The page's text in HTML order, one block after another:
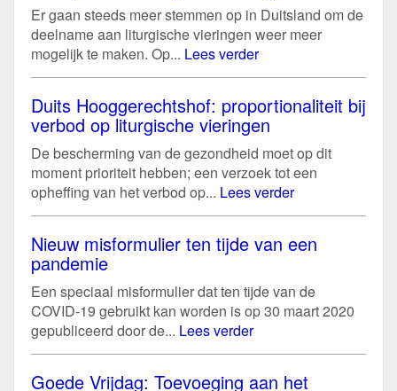
Er gaan steeds meer stemmen op in Duitsland om de
deelname aan liturgische vieringen weer meer
mogelijk te maken. Op... Lees verder
Duits Hooggerechtshof: proportionaliteit bij
verbod op liturgische vieringen
De bescherming van de gezondheid moet op dit
moment prioriteit hebben; een verzoek tot een
opheffing van het verbod op... Lees verder
Nieuw misformulier ten tijde van een
pandemie
Een speciaal misformulier dat ten tijde van de
COVID-19 gebruikt kan worden is op 30 maart 2020
gepubliceerd door de... Lees verder
Goede Vrijdag: Toevoeging aan het